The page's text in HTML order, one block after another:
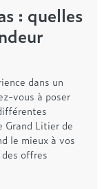
: quelles
dans un
vous à poser
Grand Litier de
le mieux à vos
offres